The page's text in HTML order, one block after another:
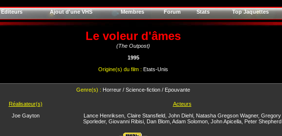
Editeurs Ajout d'une VHS Membres Forum Stats Top Jaquettes
Le voleur d'âmes
(The Outpost)
1995
Origine(s) du film : Etats-Unis
Genre(s) : Horreur / Science-fiction / Epouvante
Réalisateur(s)
Joe Gayton
Acteurs
Lance Henriksen, Claire Stansfield, John Diehl, Natasha Gregson Wagner, Gregory
Sporleder, Giovanni Ribisi, Dan Blom, Adam Solomon, John Apicella, Peter Shepherd